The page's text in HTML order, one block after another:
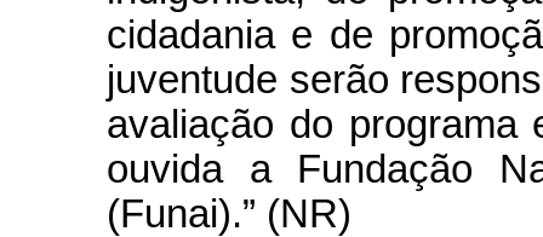
cidadania e de
juventude serão
avaliação do programa
ouvida a Fundação
(Funai).” (NR)